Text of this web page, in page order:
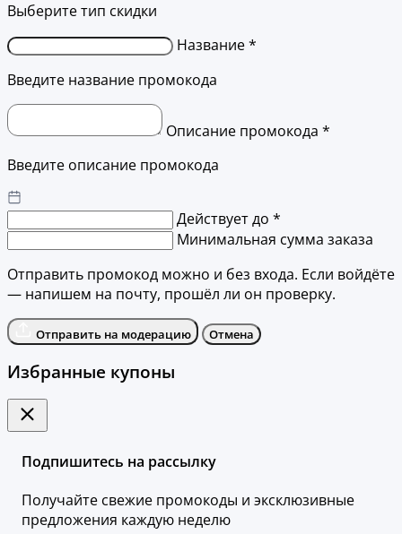
Выберите тип скидки
Название *
Введите название промокода
Описание промокода *
Введите описание промокода
Действует до *
Минимальная сумма заказа
Отправить промокод можно и без входа. Если войдёте
— напишем на почту, прошёл ли он проверку.
Отправить на модерацию Отмена
Избранные купоны
Подпишитесь на рассылку
Получайте свежие промокоды и эксклюзивные
предложения каждую неделю